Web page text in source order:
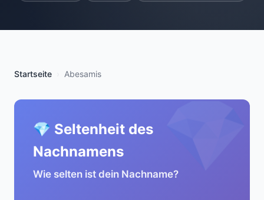
Startseite Abesamis
💎
💎 Seltenheit des
Nachnamens
Wie selten ist dein Nachname?